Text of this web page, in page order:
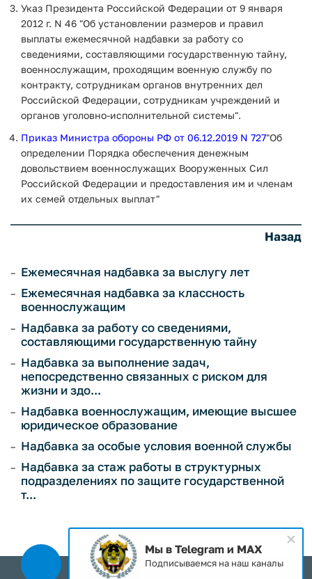
Указ Президента Российской Федерации от 9 января
2012 г. N 46 "Об установлении размеров и правил
выплаты ежемесячной надбавки за работу со
сведениями, составляющими государственную тайну,
военнослужащим, проходящим военную службу по
контракту, сотрудникам органов внутренних дел
Российской Федерации, сотрудникам учреждений и
органов уголовно-исполнительной системы".
Приказ Министра обороны РФ от 06.12.2019 N 727"Об
определении Порядка обеспечения денежным
довольствием военнослужащих Вооруженных Сил
Российской Федерации и предоставления им и членам
их семей отдельных выплат"
Назад
Ежемесячная надбавка за выслугу лет
Ежемесячная надбавка за классность
военнослужащим
Надбавка за работу со сведениями,
составляющими государственную тайну
Надбавка за выполнение задач,
непосредственно связанных с риском для
жизни и здо...
Надбавка военнослужащим, имеющие высшее
юридическое образование
Надбавка за особые условия военной службы
Надбавка за стаж работы в структурных
подразделениях по защите государственной
т...
Мы в Telegram и MAX
Подписываемся на наш каналы